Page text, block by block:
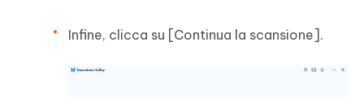
Infine, clicca su [Continua la scansione].